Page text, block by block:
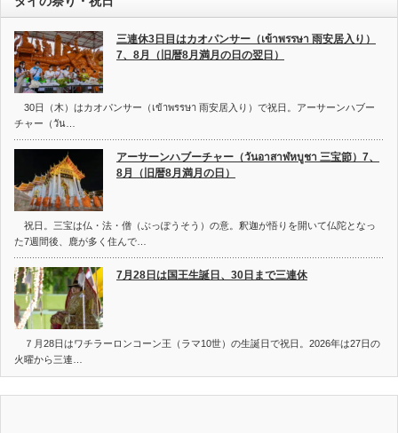
三連休3日目はカオパンサー（เข้าพรรษา 雨安居入り）
7、8月（旧暦8月満月の日の翌日）
30日（木）はカオパンサー（เข้าพรรษา 雨安居入り）で祝日。アーサーンハブー
チャー（วัน…
アーサーンハブーチャー（วันอาสาฬหบูชา 三宝節）7、
8月（旧暦8月満月の日）
祝日。三宝は仏・法・僧（ぶっぽうそう）の意。釈迦が悟りを開いて仏陀となっ
た7週間後、鹿が多く住んで…
7月28日は国王生誕日、30日まで三連休
７月28日はワチラーロンコーン王（ラマ10世）の生誕日で祝日。2026年は27日の
火曜から三連…